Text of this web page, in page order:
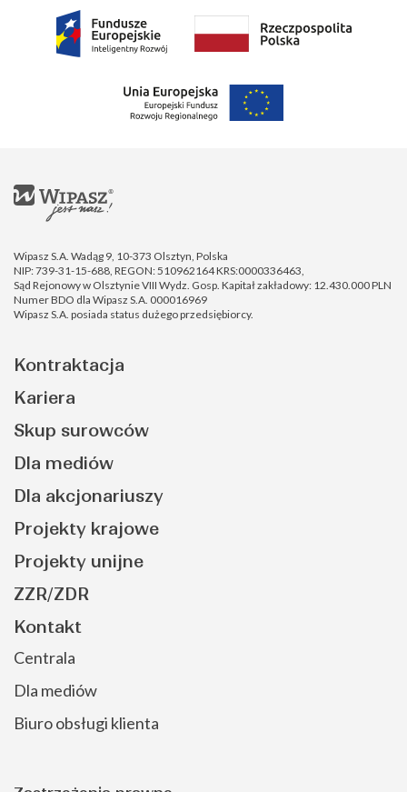
Wipasz S.A. Wadąg 9, 10-373 Olsztyn, Polska
NIP: 739-31-15-688, REGON: 510962164 KRS:0000336463,
Sąd Rejonowy w Olsztynie VIII Wydz. Gosp. Kapitał zakładowy: 12.430.000 PLN
Numer BDO dla Wipasz S.A. 000016969
Wipasz S.A. posiada status dużego przedsiębiorcy.
Kontraktacja
Kariera
Skup surowców
Dla mediów
Dla akcjonariuszy
Projekty krajowe
Projekty unijne
ZZR/ZDR
Kontakt
Centrala
Dla mediów
Biuro obsługi klienta